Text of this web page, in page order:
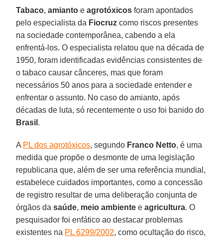
Tabaco, amiantoe agrotóxicos foram apontados
pelo especialista da Fiocruz como riscos presentes
na sociedade contemporânea, cabendo a ela
enfrentá-los. O especialista relatou que na década de
1950, foram identificadas evidências consistentes de
o tabaco causar cânceres, mas que foram
necessários 50 anos para a sociedade entender e
enfrentar o assunto. No caso do amianto, após
décadas de luta, só recentemente o uso foi banido do
Brasil .
A PL dos agrotóxicos, segundo Franco Netto, é uma
medida que propõe o desmonte de uma legislação
republicana que, além de ser uma referência mundial,
estabelece cuidados importantes, como a concessão
de registro resultar de uma deliberação conjunta de
órgãos dasaúde, meio ambiente e agricultura. O
pesquisador foi enfático ao destacar problemas
existentes na PL 6299/2002, como ocultação do risco,